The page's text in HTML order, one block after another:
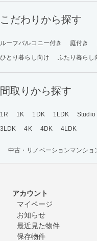
こだわりから探す
ルーフバルコニー付き 庭付き
ひとり暮らし向け
ふたり暮らし
間取りから探す
1R 1K 1DK 1LDK Studio
3LDK
4K 4DK 4LDK
中古・リノベーションマンシ
アカウント
マイページ
お知らせ
最近見た物件
保存物件